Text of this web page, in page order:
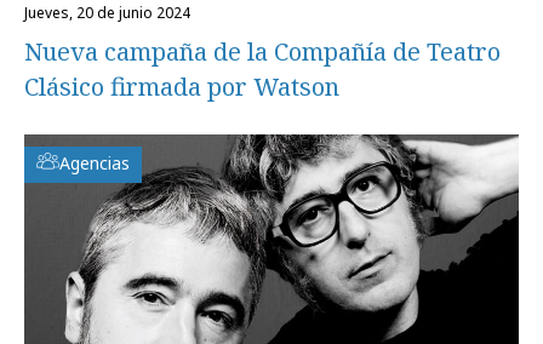
jueves, 20 de junio 2024
Nueva campaña de la Compañía de Teatro
Clásico firmada por Watson
Agencias